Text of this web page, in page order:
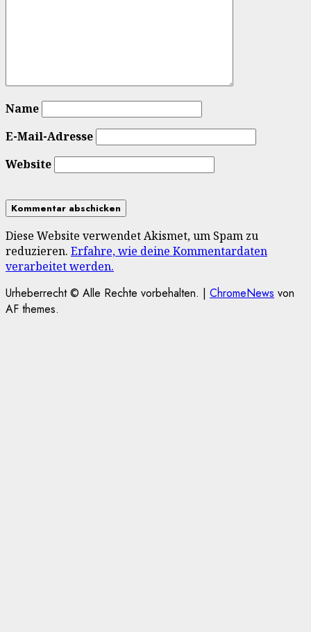
Name
E-Mail-Adresse
Website
Diese Website verwendet Akismet, um Spam zu
reduzieren. Erfahre, wie deine Kommentardaten
verarbeitet werden.
Urheberrecht © Alle Rechte vorbehalten. | ChromeNews von
AF themes.